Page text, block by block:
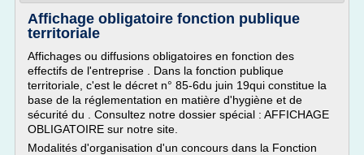
Affichage obligatoire fonction publique
territoriale
Affichages ou diffusions obligatoires en fonction des
effectifs de l'entreprise . Dans la fonction publique
territoriale, c'est le décret n° 85-6du juin 19qui constitue la
base de la réglementation en matière d'hygiène et de
sécurité du . Consultez notre dossier spécial : AFFICHAGE
OBLIGATOIRE sur notre site.
Modalités d'organisation d'un concours dans la Fonction